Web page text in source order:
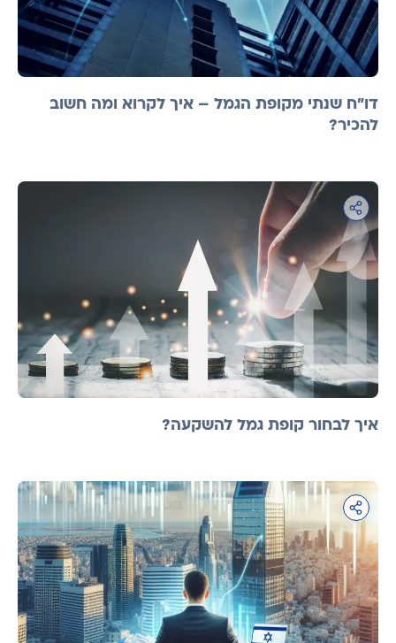
דו"ח שנתי מקופת הגמל – איך לקרוא ומה חשוב
להכיר?
איך לבחור קופת גמל להשקעה?